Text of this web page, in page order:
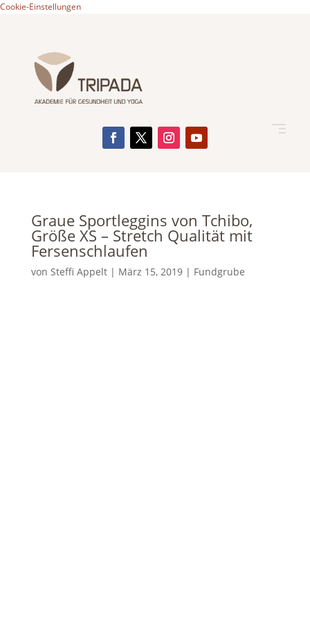
Cookie-Einstellungen
Graue Sportleggins von Tchibo,
Größe XS – Stretch Qualität mit
Fersenschlaufen
von Steffi Appelt| März 15, 2019| Fundgrube